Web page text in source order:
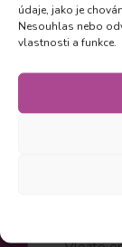
údaje, jako je
Nesouhlas nebo
vlastnosti a funkce.
Odebírejte